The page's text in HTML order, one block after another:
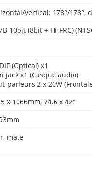
vertical: 178°/178°,
10bit (8bit + Hi-FRC)
(Optical) x1
jack x1 (Casque audio)
parleurs 2 x 20W
x 1066mm, 74.6 x 42″
mate